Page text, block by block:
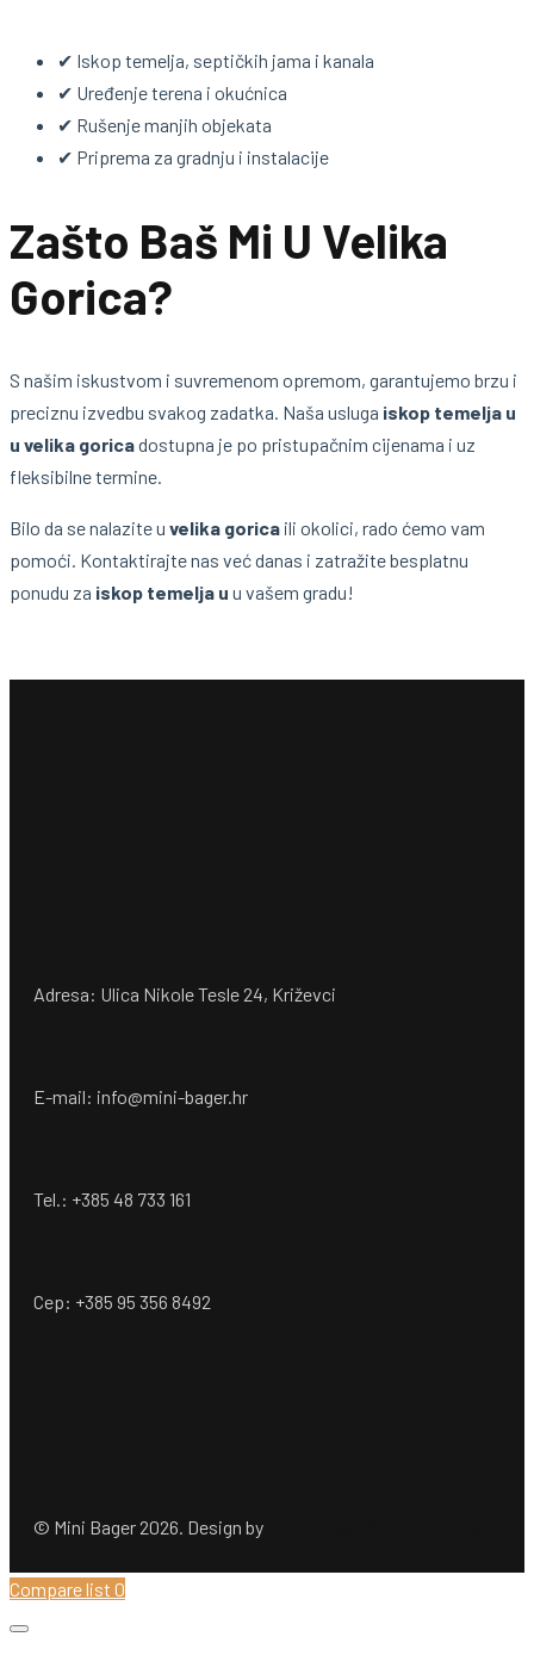
✔ Iskop temelja, septičkih jama i kanala
✔ Uređenje terena i okućnica
✔ Rušenje manjih objekata
✔ Priprema za gradnju i instalacije
Zašto Baš Mi U Velika
Gorica?
S našim iskustvom i suvremenom opremom, garantujemo brzu i
preciznu izvedbu svakog zadatka. Naša usluga iskop temelja u
u velika goricadostupna je po pristupačnim cijenama i uz
fleksibilne termine.
Bilo da se nalazite u velika gorica ili okolici, rado ćemo vam
pomoći. Kontaktirajte nas već danas i zatražite besplatnu
ponudu za iskop temelja u u vašem gradu!
Adresa: Ulica Nikole Tesle 24, Križevci
E-mail: info@mini-bager.hr
Tel.: +385 48 733 161
Cep: +385 95 356 8492
© Mini Bager 2026. Design by
Compare list 0